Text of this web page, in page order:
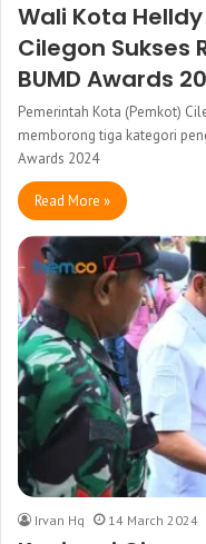
Wali Kota
Cilegon Sukses
BUMD Awards
Pemerintah Kota (Pemkot)
memborong tiga kategori
Awards 2024
Read More »
Irvan Hq 14 March 2024